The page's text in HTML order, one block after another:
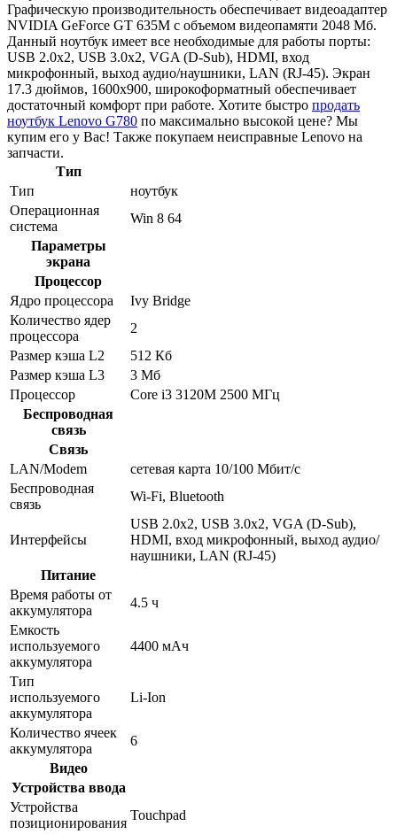
Графическую производительность обеспечивает видеоадаптер
NVIDIA GeForce GT 635M с объемом видеопамяти 2048 Мб.
Данный ноутбук имеет все необходимые для работы порты:
USB 2.0x2, USB 3.0x2, VGA (D-Sub), HDMI, вход
микрофонный, выход аудио/наушники, LAN (RJ-45). Экран
17.3 дюймов, 1600x900, широкоформатный обеспечивает
достаточный комфорт при работе. Хотите быстро продать
ноутбук Lenovo G780 по максимально высокой цене? Мы
купим его у Вас! Также покупаем неисправные Lenovo на
запчасти.
Тип
Тип
ноутбук
Операционная
система
Win 8 64
Параметры
экрана
Процессор
Ядро процессора
Ivy Bridge
Количество ядер
процессора
2
Размер кэша L2
512 Кб
Размер кэша L3
3 Мб
Процессор
Core i3 3120M 2500 МГц
Беспроводная
связь
Связь
LAN/Modem
сетевая карта 10/100 Мбит/c
Беспроводная
связь
Wi-Fi, Bluetooth
Интерфейсы
USB 2.0x2, USB 3.0x2, VGA (D-Sub),
HDMI, вход микрофонный, выход аудио/
наушники, LAN (RJ-45)
Питание
Время работы от
аккумулятора
4.5 ч
Емкость
используемого
аккумулятора
4400 мАч
Тип
используемого
аккумулятора
Li-Ion
Количество ячеек
аккумулятора
6
Видео
Устройства ввода
Устройства
позиционирования
Touchpad